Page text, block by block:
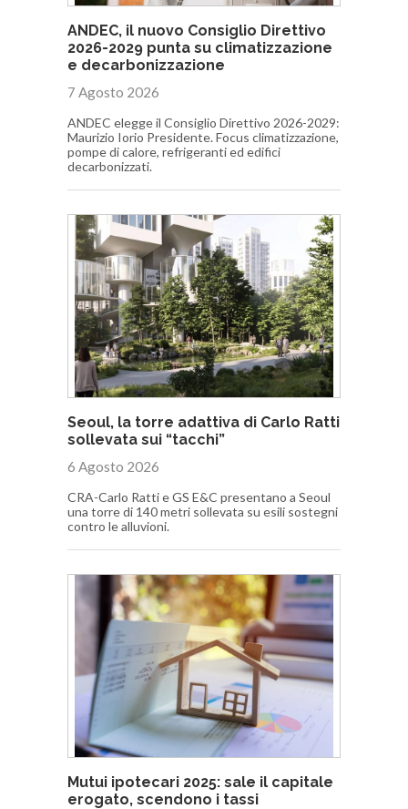
ANDEC, il nuovo Consiglio Direttivo
2026-2029 punta su climatizzazione
e decarbonizzazione
7 Agosto 2026
ANDEC elegge il Consiglio Direttivo 2026-2029:
Maurizio Iorio Presidente. Focus climatizzazione,
pompe di calore, refrigeranti ed edifici
decarbonizzati.
Seoul, la torre adattiva di Carlo Ratti
sollevata sui “tacchi”
6 Agosto 2026
CRA-Carlo Ratti e GS E&C presentano a Seoul
una torre di 140 metri sollevata su esili sostegni
contro le alluvioni.
Mutui ipotecari 2025: sale il capitale
erogato, scendono i tassi